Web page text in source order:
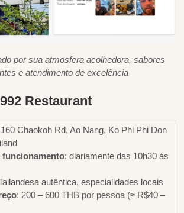
por sua atmosfera acolhedora, sabores
e atendimento de excelência
Restaurant
Chaokoh Rd, Ao Nang, Ko Phi Phi Don
funcionamento: diariamente das 10h30 às
autêntica, especialidades locais
: 200 – 600 THB por pessoa (≈ R$40 –